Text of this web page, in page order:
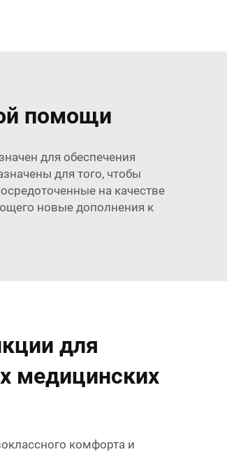
помощи
для обеспечения
для того, чтобы
на качестве
новые дополнения к
для
медицинских
комфорта и